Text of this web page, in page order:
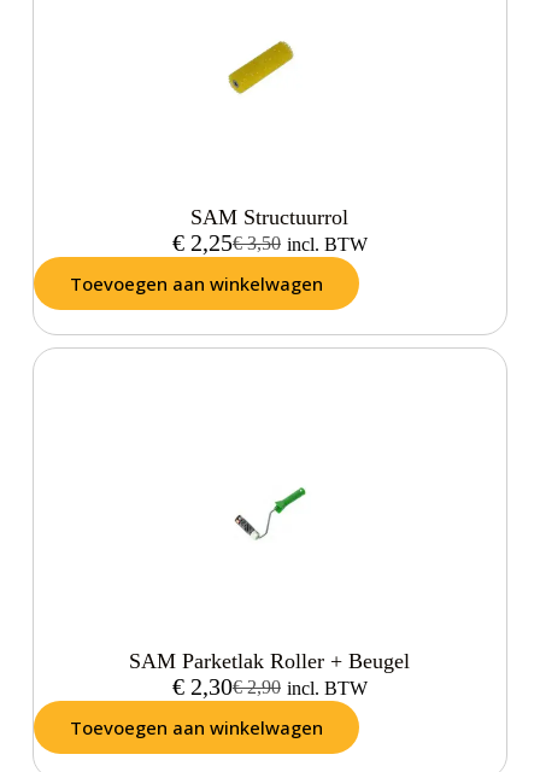
SAM Structuurrol
€3,50
€2,25 incl. BTW
Toevoegen aan winkelwagen
SAM Parketlak Roller + Beugel
€2,90
€2,30 incl. BTW
Toevoegen aan winkelwagen